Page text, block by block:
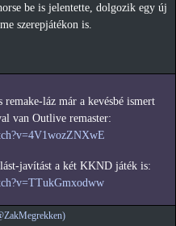
be is jelentette, dolgozik egy új
szerepjátékon is.
láz már a kevésbé ismert
van Outlive remaster:
javítást a két KKND játék is: